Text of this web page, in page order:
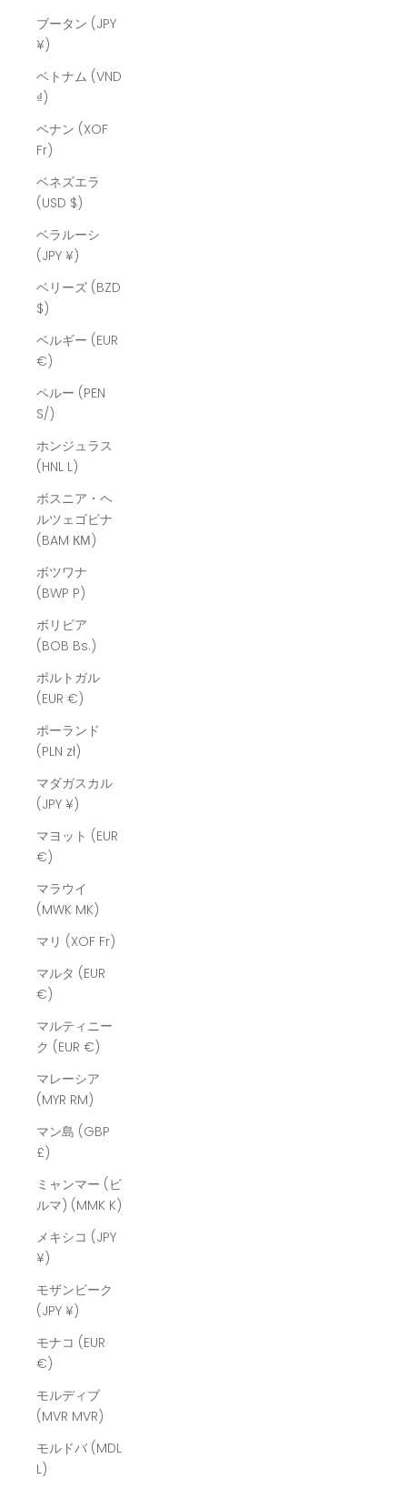
ブータン (JPY
¥)
ベトナム (VND
₫)
ベナン (XOF
Fr)
ベネズエラ
(USD $)
ベラルーシ
(JPY ¥)
ベリーズ (BZD
$)
ベルギー (EUR
€)
ペルー (PEN
S/)
ホンジュラス
(HNL L)
ボスニア・ヘ
ルツェゴビナ
(BAM КМ)
ボツワナ
(BWP P)
ボリビア
(BOB Bs.)
ポルトガル
(EUR €)
ポーランド
(PLN zł)
マダガスカル
(JPY ¥)
マヨット (EUR
€)
マラウイ
(MWK MK)
マリ (XOF Fr)
マルタ (EUR
€)
マルティニー
ク (EUR €)
マレーシア
(MYR RM)
マン島 (GBP
£)
ミャンマー (ビ
ルマ) (MMK K)
メキシコ (JPY
¥)
モザンビーク
(JPY ¥)
モナコ (EUR
€)
モルディブ
(MVR MVR)
モルドバ (MDL
L)